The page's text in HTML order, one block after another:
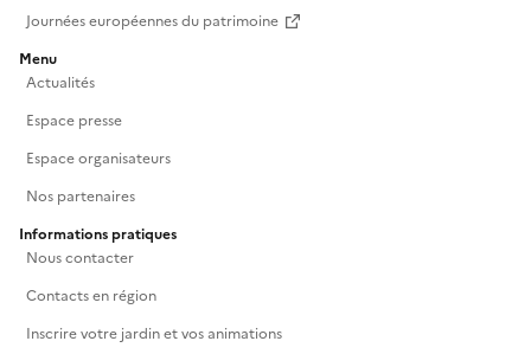
Journées européennes du patrimoine
Menu
Actualités
Espace presse
Espace organisateurs
Nos partenaires
Informations pratiques
Nous contacter
Contacts en région
Inscrire votre jardin et vos animations